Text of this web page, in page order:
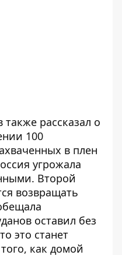
рассказал о
100
в плен
угрожала
Второй
возвращать
оставил без
это станет
как домой